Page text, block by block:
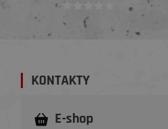
KONTAKTY
E-shop